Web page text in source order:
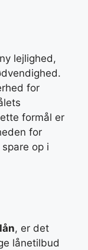
lejlighed,
for
formål er
for
op i
, er det
lånetilbud